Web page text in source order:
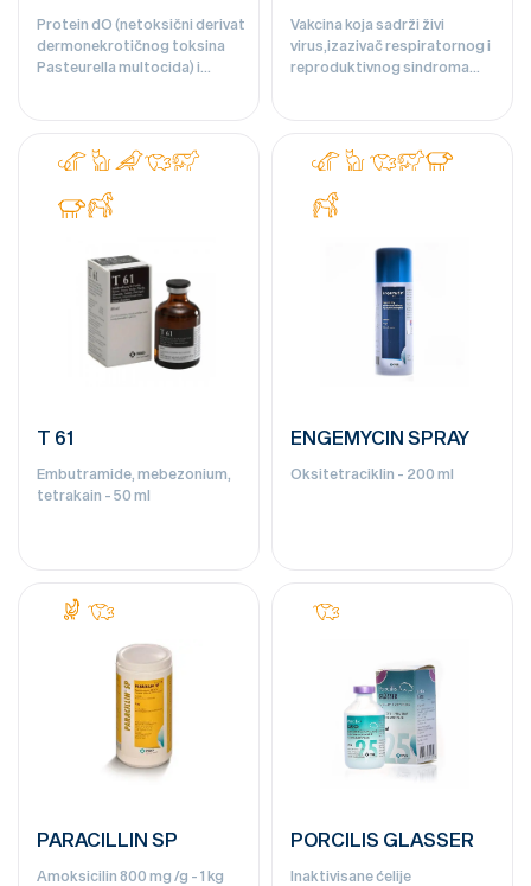
Protein dO (netoksični derivat
dermonekrotičnog toksina
Pasteurella multocida) i
Vakcina koja sadrži živi
virus,izazivač respiratornog i
reproduktivnog sindroma
T 61
Embutramide, mebezonium,
tetrakain - 50 ml
ENGEMYCIN SPRAY
Oksitetraciklin - 200 ml
PARACILLIN SP
Amoksicilin 800 mg /g - 1 kg
PORCILIS GLASSER
Inaktivisane ćelije